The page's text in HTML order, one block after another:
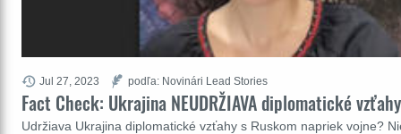
Fact Check: Ukrajina NEUDRŽIAVA diplomatické
Udržiava Ukrajina diplomatické vzťahy s Ruskom napriek vojne?
Jul 27, 2023 podľa: Novinári Lead Stories